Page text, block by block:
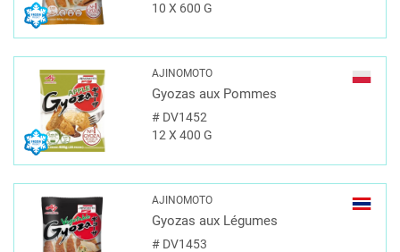
10 X 600 G
AJINOMOTO
Gyozas aux Pommes
#DV1452
12 X 400 G
AJINOMOTO
Gyozas aux Légumes
#DV1453